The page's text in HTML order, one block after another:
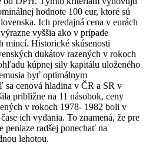
hodnote 100 eur, ktoré sú
Ich predajná cena v eurách
vyššia ako v prípade
mincí. Historické skúsenosti
dukátov razených v rokoch
kúpnej sily kapitálu uloženého
byť optimálnym
cenová hladina v ČR a SR v
približne na 11 násobok, ceny
v rokoch 1978- 1982 boli v
ich vydania. To znamená, že pre
radšej ponechať na
lehotou.